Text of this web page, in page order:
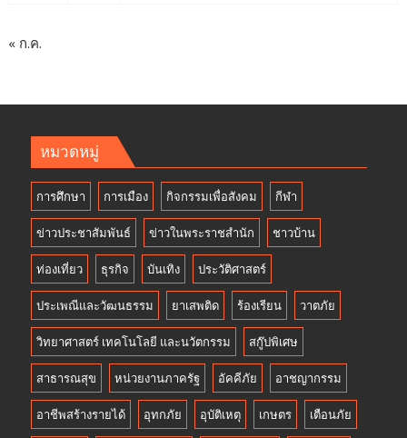
« ก.ค.
หมวดหมู่
การศึกษา การเมือง กิจกรรมเพื่อสังคม กีฬา
ข่าวประชาสัมพันธ์ ข่าวในพระราชสำนัก ชาวบ้าน
ท่องเที่ยว ธุรกิจ บันเทิง ประวัติศาสตร์
ประเพณีและวัฒนธรรม ยาเสพติด ร้องเรียน วาตภัย
วิทยาศาสตร์ เทคโนโลยี และนวัตกรรม สกู๊ปพิเศษ
สาธารณสุข หน่วยงานภาครัฐ อัคคีภัย อาชญากรรม
อาชีพสร้างรายได้ อุทกภัย อุบัติเหตุ เกษตร เตือนภัย